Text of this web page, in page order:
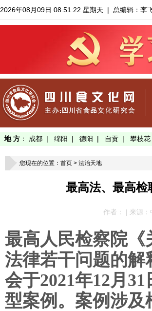
2026年08月09日 08:51:23 星期天 | 总编辑：李
地 方 ： 成都 | 绵阳 | 德阳 | 自贡 | 攀枝花
您现在的位置： 首页 > 法治天地
最高法、最高检
作者： | 来源
最高人民检察院
法律若干问题的
会于2021年12月
型案例。案例涉